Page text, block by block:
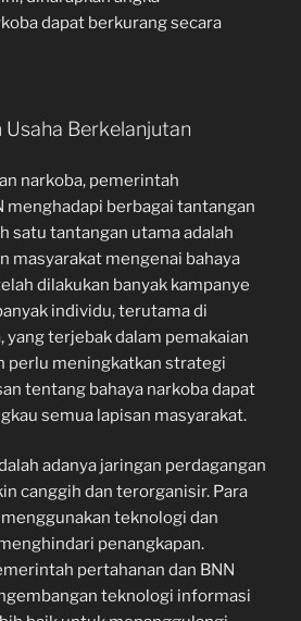
dapat berkurang secara
Berkelanjutan
narkoba, pemerintah
menghadapi berbagai tantangan
satu tantangan utama adalah
masyarakat mengenai bahaya
dilakukan banyak kampanye
individu, terutama di
yang terjebak dalam pemakaian
perlu meningkatkan strategi
tentang bahaya narkoba dapat
semua lapisan masyarakat.
adanya jaringan perdagangan
canggih dan terorganisir. Para
teknologi dan
penangkapan.
pertahanan dan BNN
teknologi informasi